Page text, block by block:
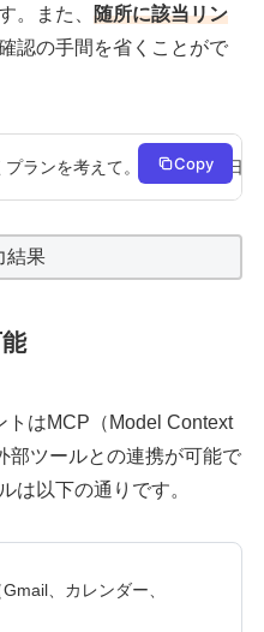
。また、随所に該当リン
認の手間を省くことがで
ランを考えて。日程は3泊4日
Copy
結果
トはMCP（Model Context
部ツールとの連携が可能で
は以下の通りです。
、カレンダー、